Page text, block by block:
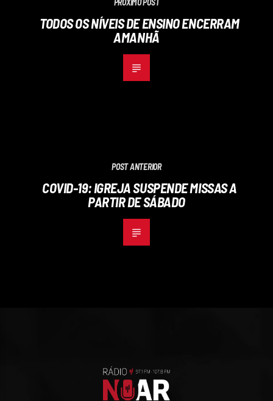
TODOS OS NÍVEIS DE ENSINO ENCERRAM
AMANHÃ
POST ANTERIOR
COVID-19: IGREJA SUSPENDE MISSAS A
PARTIR DE SÁBADO